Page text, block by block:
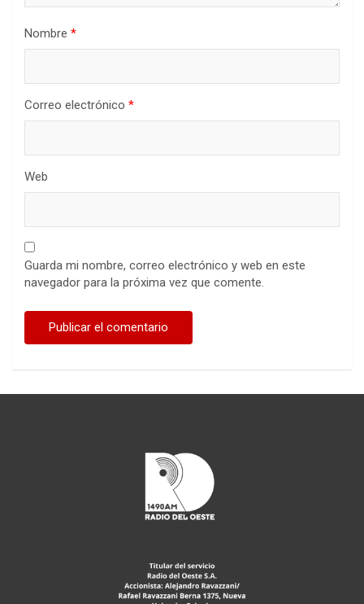
Nombre *
Correo electrónico *
Web
Guarda mi nombre, correo electrónico y web en este
navegador para la próxima vez que comente.